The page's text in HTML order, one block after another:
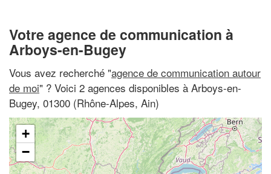
Votre agence de communication à
Arboys-en-Bugey
Vous avez recherché "agence de communication autour
de moi" ? Voici 2 agences disponibles à Arboys-en-
Bugey, 01300 (Rhône-Alpes, Ain)
+
−